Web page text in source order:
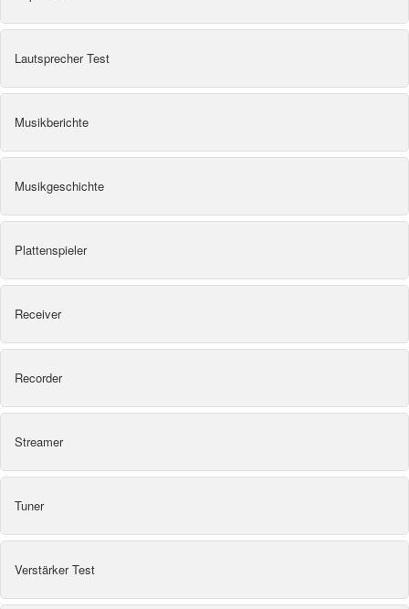
Lautsprecher Test
Musikberichte
Musikgeschichte
Plattenspieler
Receiver
Recorder
Streamer
Tuner
Verstärker Test